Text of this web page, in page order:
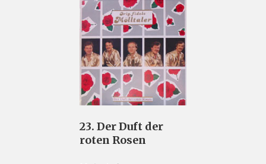
23. Der Duft der
roten Rosen